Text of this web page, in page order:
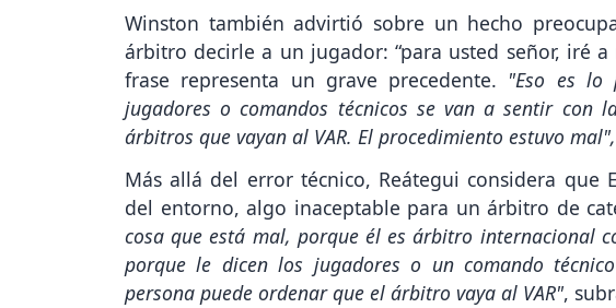
Winston también advirtió sobre un hecho
árbitro decirle a un jugador: “para usted señor, iré a
frase representa un grave precedente. "Eso es lo
jugadores o comandos técnicos se van a sentir con
árbitros que vayan al VAR. El procedimiento estuvo mal",
Más allá del error técnico, Reátegui considera que
del entorno, algo inaceptable para un árbitro de
cosa que está mal, porque él es árbitro internacional
porque le dicen los jugadores o un comando
persona puede ordenar que el árbitro vaya al VAR",